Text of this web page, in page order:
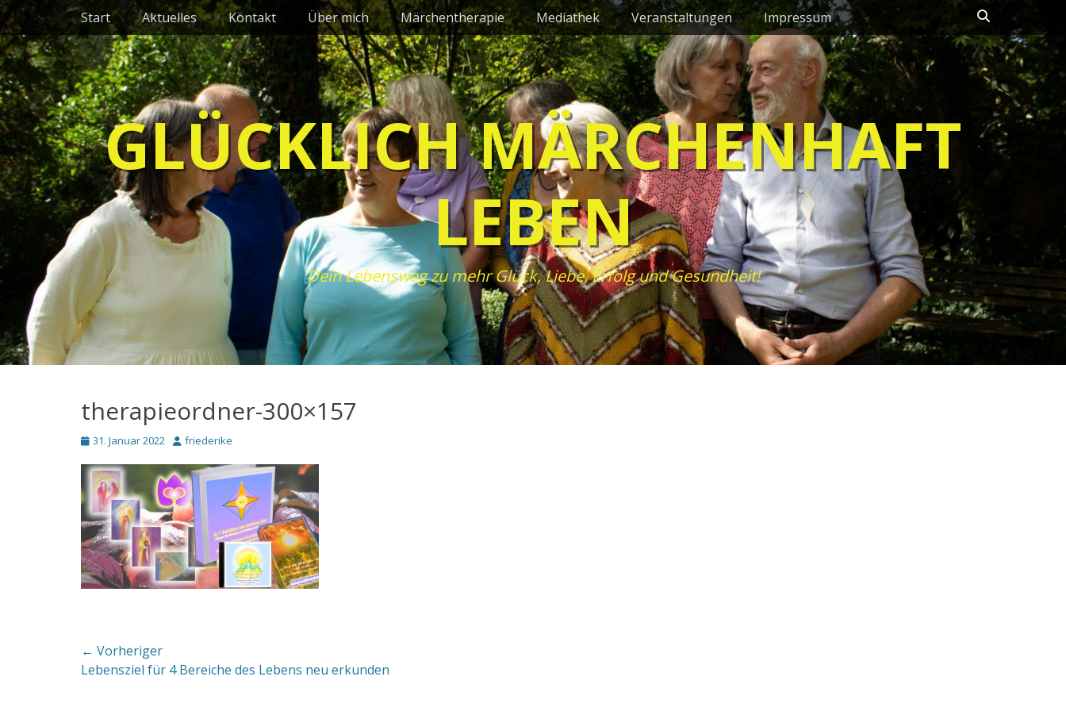
Zum
Inhalt
springen
Primäres Menü
Start Aktuelles Kontakt Über mich Märchentherapie Mediathek Veranstaltungen Impressum
GLÜCKLICH MÄRCHENHAFT
LEBEN
Dein Lebensweg zu mehr Glück, Liebe, Erfolg und Gesundheit!
therapieordner-300×157
Posted
31. Januar 2022 Autorfriederike
Beitragsnavigation
← Vorheriger
Vorheriger
Lebensziel für 4 Bereiche des Lebens neu erkunden